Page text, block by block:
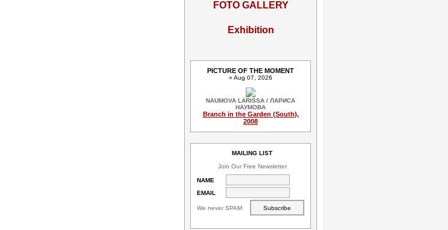
FOTO GALLERY
Exhibition
PICTURE OF THE MOMENT
» Aug 07, 2026
NAUMOVA LARISSA / ЛАРИСА
НАУМОВА
Branch in the Garden (South),
2008
MAILING LIST
Join Our Free Newsletter
NAME
EMAIL
We never SPAM